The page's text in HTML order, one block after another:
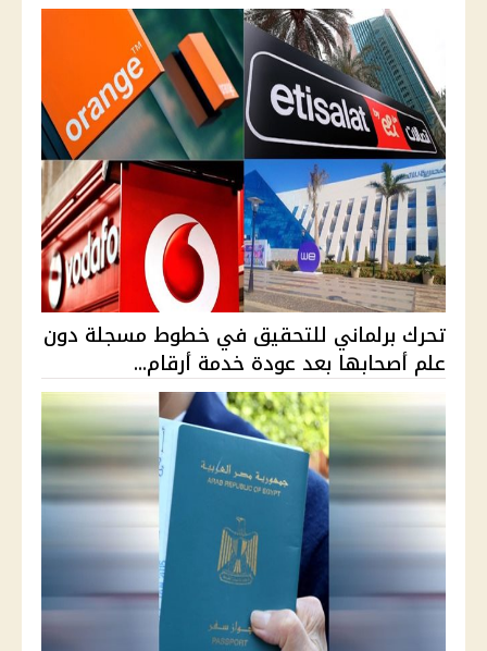
تحرك برلماني للتحقيق في خطوط مسجلة دون
علم أصحابها بعد عودة خدمة أرقام...